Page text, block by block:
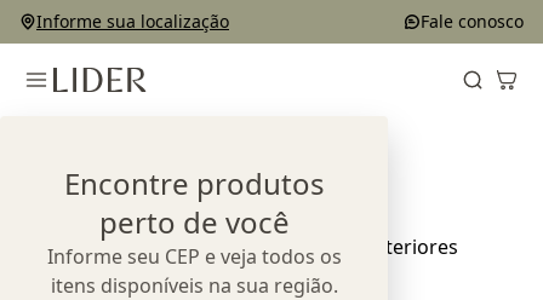
Informe sua localização Fale conosco
Encontre produtos
perto de você
Informe seu CEP e veja todos os
itens disponíveis na sua região.
Exposições